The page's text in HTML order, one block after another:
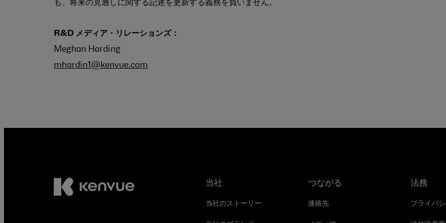
も、将来の見通しに関する記述を更新する義務を負いません。
R&D メディア・リレーションズ：
Meghan Harding
mhardin1@kenvue.com
当社
当社のストーリー
つながる
連絡先
法務
プライバ